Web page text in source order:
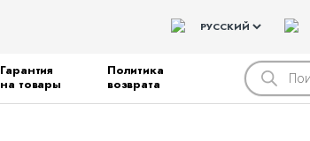
Гарантия
на товары
Политика
возврата
Поиск
товаров